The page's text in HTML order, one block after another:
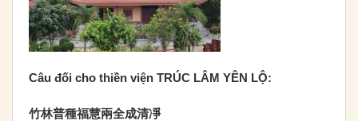
Câu đối cho thiền viện TRÚC LÂM YÊN LỘ:
竹林普種福慧兩全成清凈